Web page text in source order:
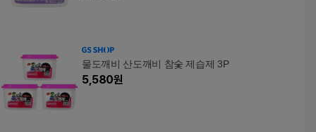
물도깨비 산도깨비 참숯 제습제 3P
5,580원